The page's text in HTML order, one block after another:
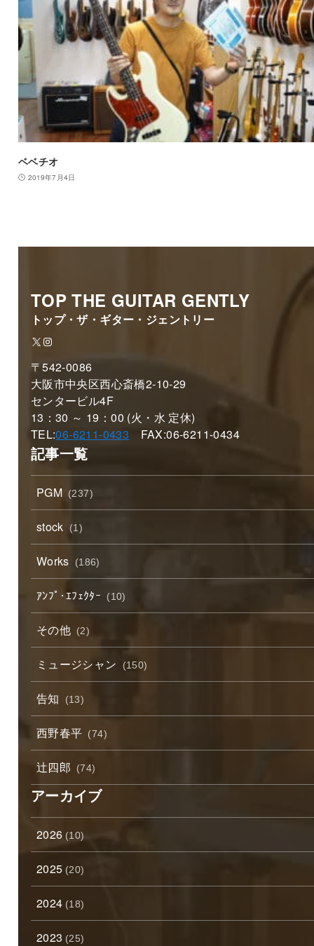
ベベチオ
2019年7月4日
TOP THE GUITAR GENTLY
トップ・ザ・ギター・ジェントリー
X Instagram
〒542-0086
大阪市中央区西心斎橋2-10-29
センタービル4F
13：30 ～ 19：00 (火・水 定休)
TEL:06-6211-0433 FAX:06-6211-0434
記事一覧
PGM (237)
stock (1)
Works (186)
ｱﾝﾌﾟ･ｴﾌｪｸﾀｰ (10)
その他 (2)
ミュージシャン (150)
告知 (13)
西野春平 (74)
辻四郎 (74)
アーカイブ
2026 (10)
2025 (20)
2024 (18)
2023 (25)